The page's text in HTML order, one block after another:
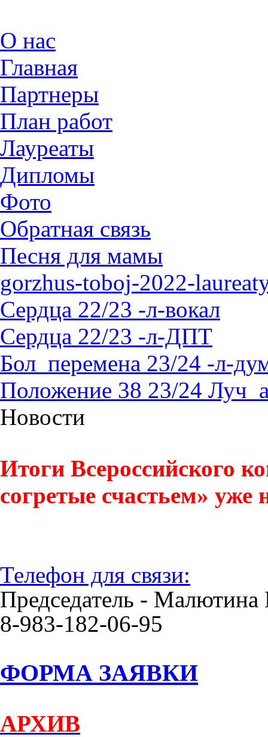
О нас
Главная
Партнеры
План работ
Лауреаты
Дипломы
Фото
Обратная связь
Песня для мамы
gorzhus-toboj-2022-
Сердца 22/23 -л-вокал
Сердца 22/23 -л-ДПТ
Бол_перемена 23/24 -л-
Положение 38 23/24
Новости
Итоги Всероссийского
согретые счастьем» уже
Телефон для связи:
Председатель - Малютина
8-983-182-06-95
ФОРМА ЗАЯВКИ
АРХИВ